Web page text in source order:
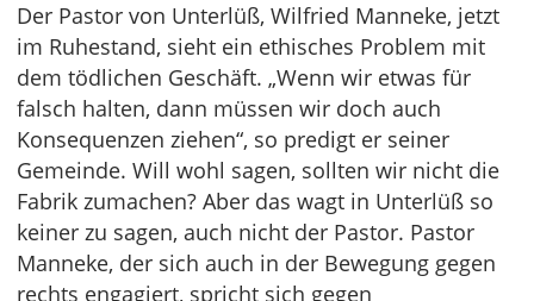
Der Pastor von Unterlüß, Wilfried Manneke, jetzt
im Ruhestand, sieht ein ethisches Problem mit
dem tödlichen Geschäft. „Wenn wir etwas für
falsch halten, dann müssen wir doch auch
Konsequenzen ziehen“, so predigt er seiner
Gemeinde. Will wohl sagen, sollten wir nicht die
Fabrik zumachen? Aber das wagt in Unterlüß so
keiner zu sagen, auch nicht der Pastor. Pastor
Manneke, der sich auch in der Bewegung gegen
rechts engagiert, spricht sich gegen